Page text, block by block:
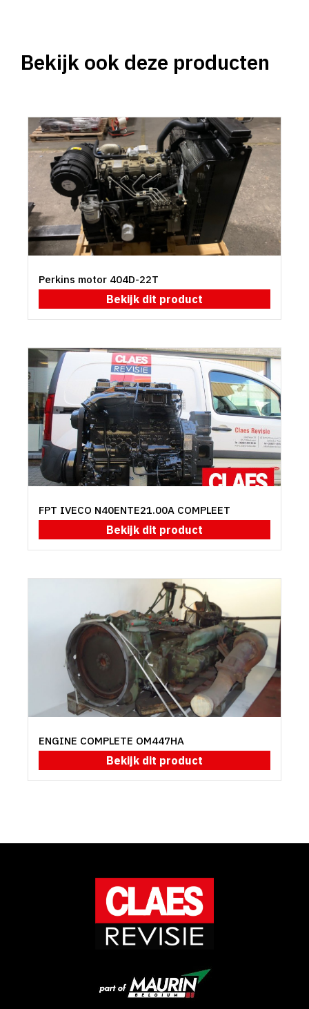
Bekijk ook deze producten
Perkins motor 404D-22T
Bekijk dit product
FPT IVECO N40ENTE21.00A COMPLEET
Bekijk dit product
ENGINE COMPLETE OM447HA
Bekijk dit product